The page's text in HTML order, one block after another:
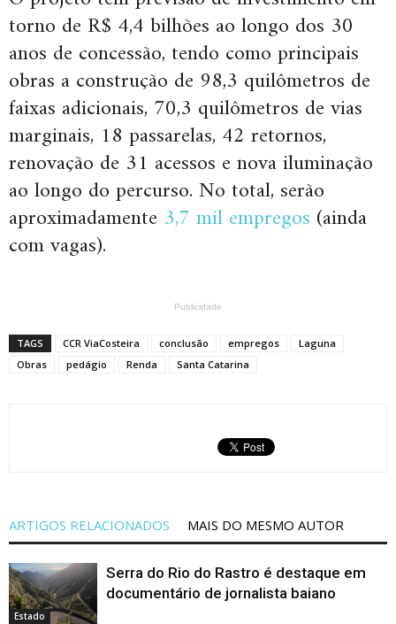
torno de R$ 4,4 bilhões ao longo dos 30
anos de concessão, tendo como principais
obras a construção de 98,3 quilômetros de
faixas adicionais, 70,3 quilômetros de vias
marginais, 18 passarelas, 42 retornos,
renovação de 31 acessos e nova iluminação
ao longo do percurso. No total, serão
aproximadamente 3,7 mil empregos (ainda
com vagas).
Publicidade
TAGS CCR ViaCosteira conclusão empregos
Laguna
Obras
pedágio Renda Santa Catarina
ARTIGOS RELACIONADOS MAIS DO MESMO AUTOR
Estado
Serra do Rio do Rastro é destaque em
documentário de jornalista baiano